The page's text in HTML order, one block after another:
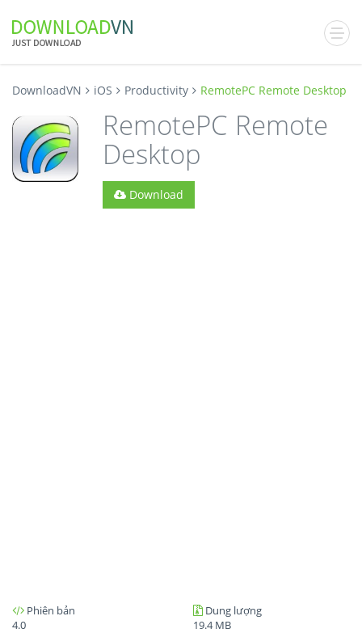
DownloadVN iOS Productivity RemotePC Remote Desktop
RemotePC Remote
Desktop
Download
Phiên bản
4.0
Dung lượng
19.4 MB